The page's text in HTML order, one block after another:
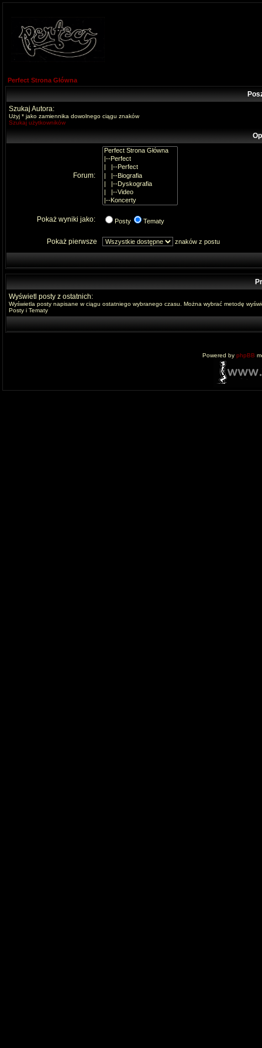
Perfect Strona Główna
Szukaj Autora:
Użyj * jako zamiennika dowolnego ciągu znaków
Szukaj użytkowników
Forum:
Pokaż wyniki jako: Posty Tematy
Pokaż pierwsze znaków z postu
Wyświetl posty z ostatnich:
Wyświetla posty napisane w ciągu ostatniego wybranego czasu. Można wybrać metodę
Posty i Tematy
Powered by phpBB